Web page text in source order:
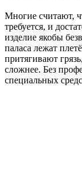
Многие считают,
требуется, и
изделие якобы
паласа лежат
притягивают
сложнее. Без
специальных